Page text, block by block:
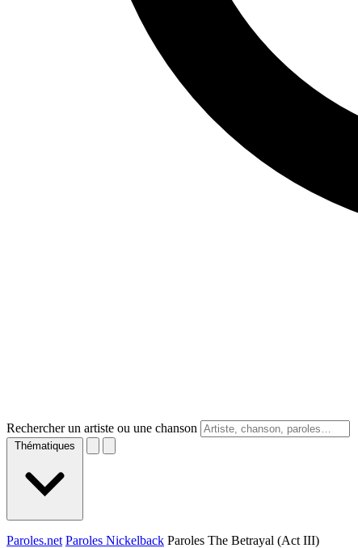
Rechercher un artiste ou une chanson
Thématiques
Paroles.net Paroles Nickelback Paroles The Betrayal (Act III)